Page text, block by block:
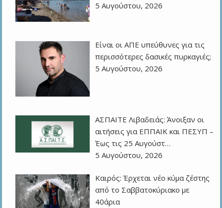
5 Αυγούστου, 2026
Eίναι οι ΑΠΕ υπεύθυνες για τις
περισσότερες δασικές πυρκαγιές;
5 Αυγούστου, 2026
ΑΣΠΑΙΤΕ Λιβαδειάς: Άνοιξαν οι
αιτήσεις για ΕΠΠΑΙΚ και ΠΕΣΥΠ –
Έως τις 25 Αυγούστ…
5 Αυγούστου, 2026
Καιρός: Έρχεται νέο κύμα ζέστης
από το Σαββατοκύριακο με
40άρια